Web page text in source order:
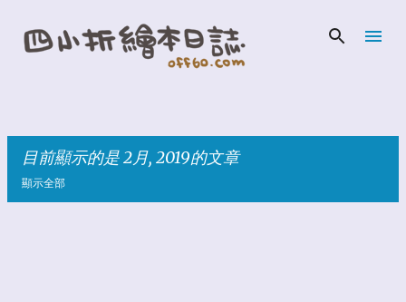
跳到主要內容
目前顯示的是 2月, 2019的文章
顯示全部